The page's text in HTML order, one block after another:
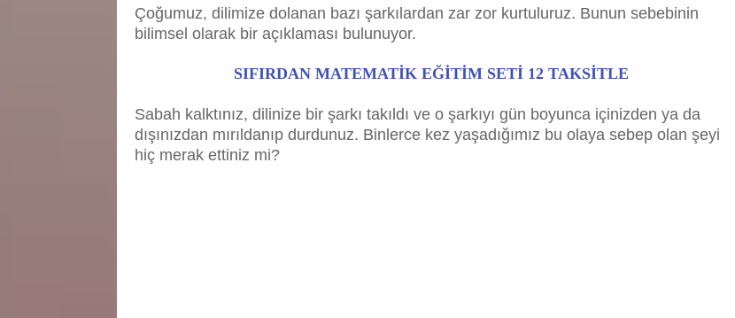
Çoğumuz, dilimize dolanan bazı şarkılardan zar zor kurtuluruz. Bunun sebebinin
bilimsel olarak bir açıklaması bulunuyor.
SIFIRDAN MATEMATİK EĞİTİM SETİ 12 TAKSİTLE
Sabah kalktınız, dilinize bir şarkı takıldı ve o şarkıyı gün boyunca içinizden ya da
dışınızdan mırıldanıp durdunuz. Binlerce kez yaşadığımız bu olaya sebep olan şeyi
hiç merak ettiniz mi?